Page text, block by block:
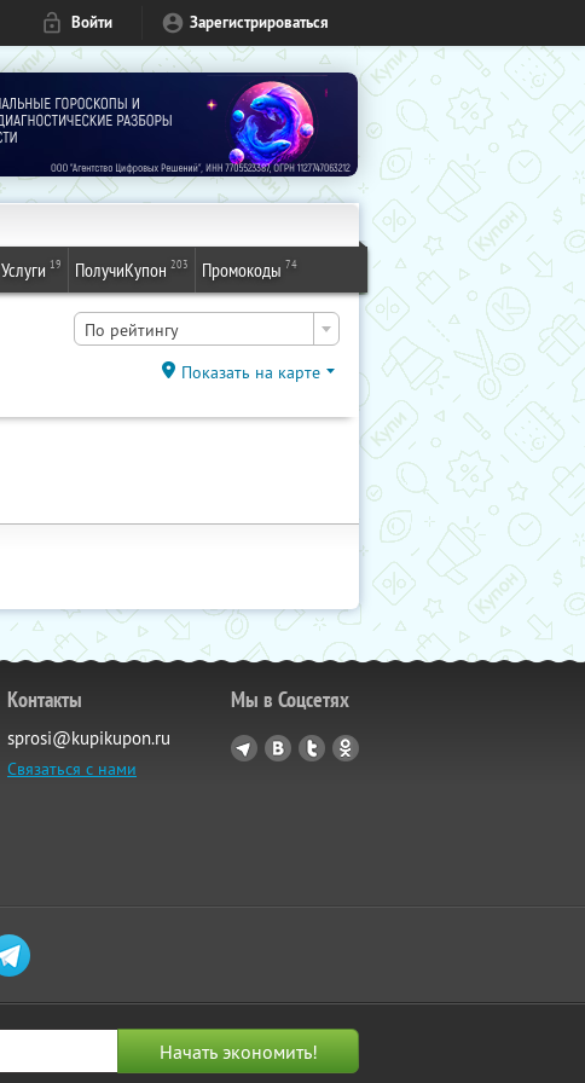
Войти Зарегистрироваться
Услуги 19 ПолучиКупон 203 Промокоды 74
По рейтингу
Показать на карте
Контакты
sprosi@kupikupon.ru
Связаться с нами
Мы в Соцсетях